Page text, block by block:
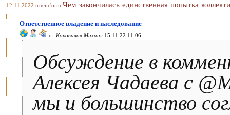
12.11.2022 trueinform Чем закончилась единственная попытка
Ответственное владение и наследование
от Коновалов Михаил 15.11.22 11:06
Обсуждение в
Алексея Чадаева с
мы и большинство